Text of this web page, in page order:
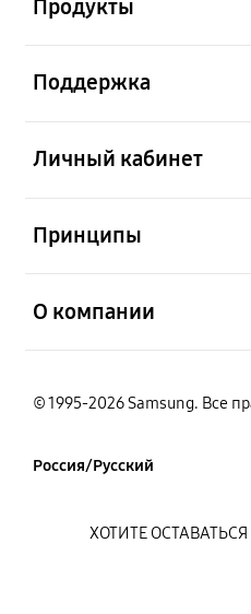
Продукты
Поддержка
Личный кабинет
Принципы
О компании
© 1995-2026 Samsung. Все
Россия/Русский
ХОТИТЕ